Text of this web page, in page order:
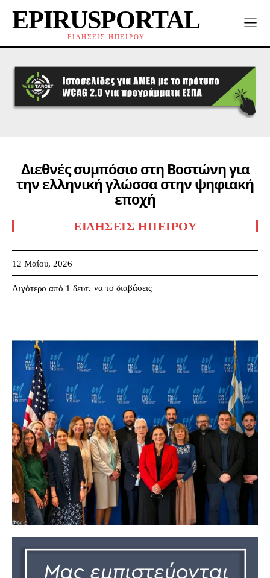
EPIRUSPORTAL
ΕΙΔΗΣΕΙΣ ΗΠΕΙΡΟΥ
Διεθνές συμπόσιο στη Βοστώνη για
την ελληνική γλώσσα στην ψηφιακή
εποχή
ΕΙΔΉΣΕΙΣ ΗΠΕΊΡΟΥ
12 Μαΐου, 2026
Λιγότερο από 1 δευτ. να το διαβάσεις